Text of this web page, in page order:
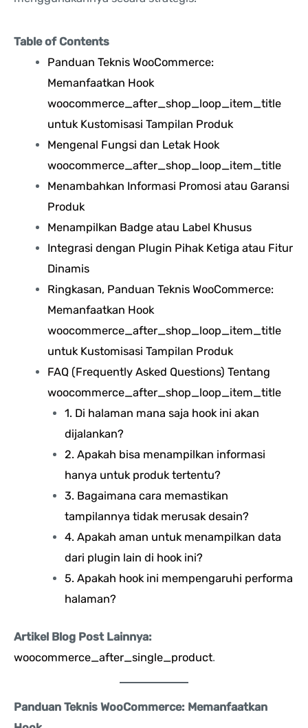
Table of Contents
Panduan Teknis WooCommerce:
Memanfaatkan Hook
woocommerce_after_shop_loop_item_title
untuk Kustomisasi Tampilan Produk
Mengenal Fungsi dan Letak Hook
woocommerce_after_shop_loop_item_title
Menambahkan Informasi Promosi atau Garansi
Produk
Menampilkan Badge atau Label Khusus
Integrasi dengan Plugin Pihak Ketiga atau Fitur
Dinamis
Ringkasan, Panduan Teknis WooCommerce:
Memanfaatkan Hook
woocommerce_after_shop_loop_item_title
untuk Kustomisasi Tampilan Produk
FAQ (Frequently Asked Questions) Tentang
woocommerce_after_shop_loop_item_title
1. Di halaman mana saja hook ini akan
dijalankan?
2. Apakah bisa menampilkan informasi
hanya untuk produk tertentu?
3. Bagaimana cara memastikan
tampilannya tidak merusak desain?
4. Apakah aman untuk menampilkan data
dari plugin lain di hook ini?
5. Apakah hook ini mempengaruhi performa
halaman?
Artikel Blog Post Lainnya:
woocommerce_after_single_product.
Panduan Teknis WooCommerce: Memanfaatkan